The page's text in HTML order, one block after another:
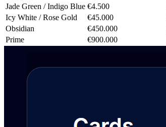
Jade Green / Indigo Blue €4.500
Icy White / Rose Gold
€45.000
Obsidian
€450.000
Prime
€900.000